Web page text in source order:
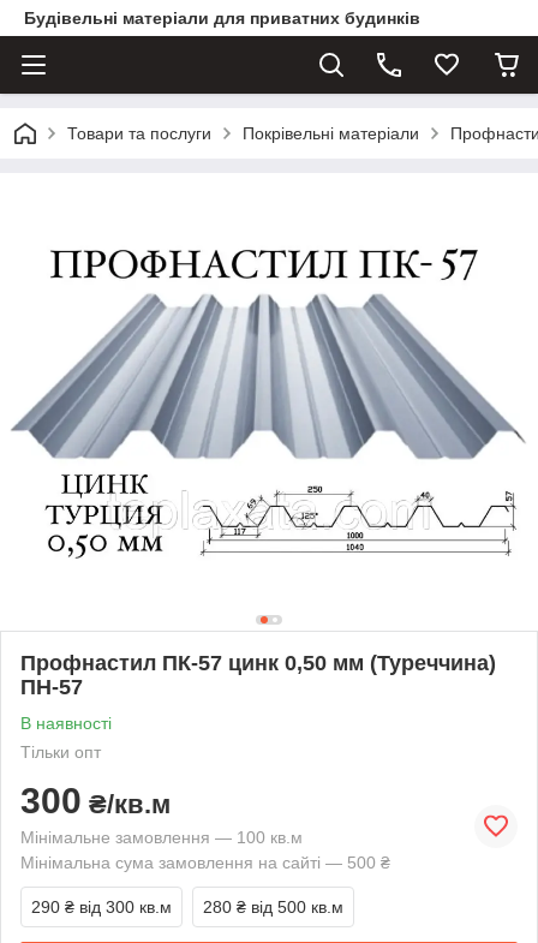
Будівельні матеріали для приватних будинків
Товари та послуги Покрівельні матеріали
Профнастил ПК-57 цинк 0,50 мм (Туреччина)
ПН-57
В наявності
Тільки опт
300 ₴/кв.м
Мінімальне замовлення — 100 кв.м
Мінімальна сума замовлення на сайті — 500 ₴
290 ₴ від 300 кв.м 280 ₴ від 500 кв.м